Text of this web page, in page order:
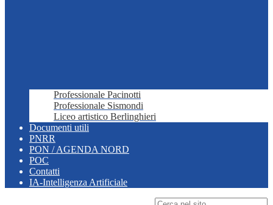
Professionale Pacinotti
Professionale Sismondi
Liceo artistico Berlinghieri
Documenti utili
PNRR
PON / AGENDA NORD
POC
Contatti
IA-Intelligenza Artificiale